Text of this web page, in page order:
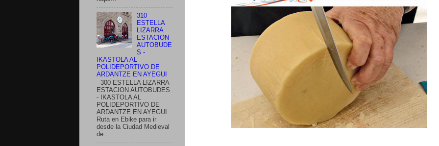
310
ESTELLA
LIZARRA
ESTACION
AUTOBUDE
S -
IKASTOLA AL
POLIDEPORTIVO DE
ARDANTZE EN AYEGUI
300 ESTELLA LIZARRA
ESTACION AUTOBUDES
- IKASTOLA AL
POLIDEPORTIVO DE
ARDANTZE EN AYEGUI
Ruta en Ebike para ir
desde la Ciudad Medieval
de...